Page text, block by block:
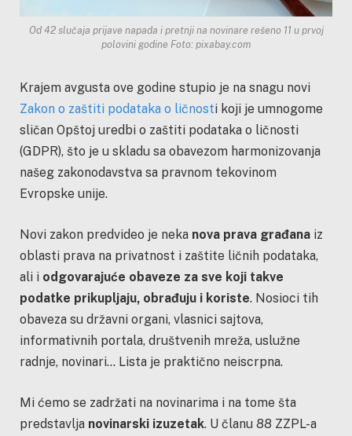
Od 42 slučaja prijave napada i pretnji na novinare rešeno 11 u prvoj
polovini godine Foto: pixabay.com
Krajem avgusta ove godine stupio je na snagu novi
Zakon o zaštiti podataka o ličnosti koji je umnogome
sličan Opštoj uredbi o zaštiti podataka o ličnosti
(GDPR), što je u skladu sa obavezom harmonizovanja
našeg zakonodavstva sa pravnom tekovinom
Evropske unije.
Novi zakon predvideo je neka nova prava građana iz
oblasti prava na privatnost i zaštite ličnih podataka,
ali i odgovarajuće obaveze za sve koji takve
podatke prikupljaju, obrađuju i koriste. Nosioci tih
obaveza su državni organi, vlasnici sajtova,
informativnih portala, društvenih mreža, uslužne
radnje, novinari… Lista je praktično neiscrpna.
Mi ćemo se zadržati na novinarima i na tome šta
predstavlja novinarski izuzetak. U članu 88 ZZPL-a